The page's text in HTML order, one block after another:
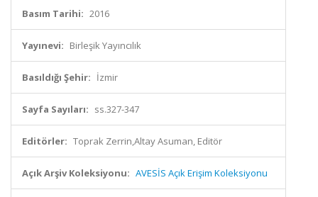
Basım Tarihi: 2016
Yayınevi: Birleşik Yayıncılık
Basıldığı Şehir: İzmir
Sayfa Sayıları: ss.327-347
Editörler: Toprak Zerrin,Altay Asuman, Editör
Açık Arşiv Koleksiyonu: AVESİS Açık Erişim Koleksiyonu